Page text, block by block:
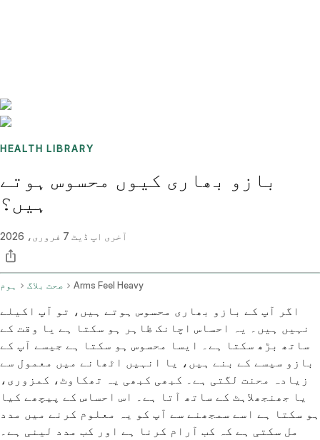
HEALTH LIBRARY
بازو بھاری کیوں محسوس ہوتے
ہیں؟
آخری اپ ڈیٹ 7 فروری، 2026
ہوم صحت بلاگ Arms Feel Heavy
اگر آپ کے بازو بھاری محسوس ہوتے ہیں، تو آپ اکیلے
نہیں ہیں۔ یہ احساس اچانک ظاہر ہو سکتا ہے یا وقت کے
ساتھ بڑھ سکتا ہے۔ ایسا محسوس ہو سکتا ہے جیسے آپ کے
بازو سیسے کے بنے ہیں، یا انہیں اٹھانے میں معمول سے
زیادہ محنت لگتی ہے۔ کبھی کبھی یہ تھکاوٹ، کمزوری،
یا جھنجھلاہٹ کے ساتھ آتا ہے۔ اس احساس کے پیچھے کیا
ہو سکتا ہے اسے سمجھنے سے آپ کو یہ معلوم کرنے میں مدد
مل سکتی ہے کہ کب آرام کرنا ہے اور کب مدد لینی ہے۔